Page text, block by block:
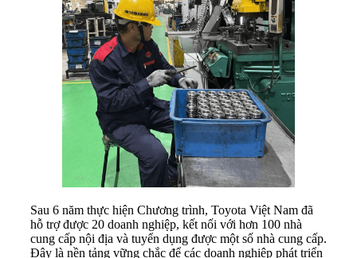
Sau 6 năm thực hiện Chương trình, Toyota Việt Nam đã
hỗ trợ được 20 doanh nghiệp, kết nối với hơn 100 nhà
cung cấp nội địa và tuyển dụng được một số nhà cung cấp.
Đây là nền tảng vững chắc để các doanh nghiệp phát triển